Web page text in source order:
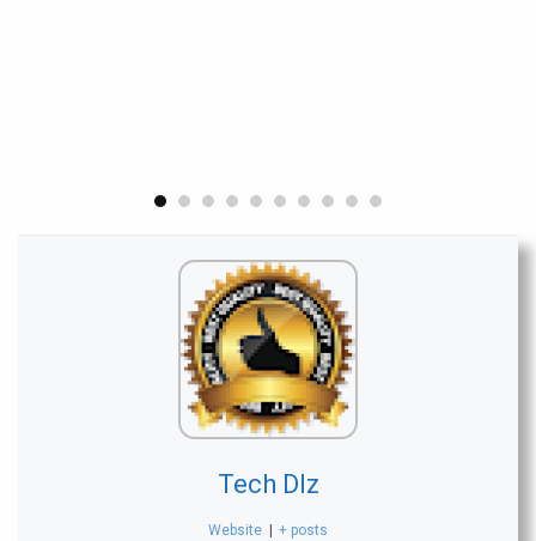
Tech Dlz
Website + posts